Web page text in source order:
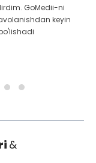
GoMedii-ni
keyin
&